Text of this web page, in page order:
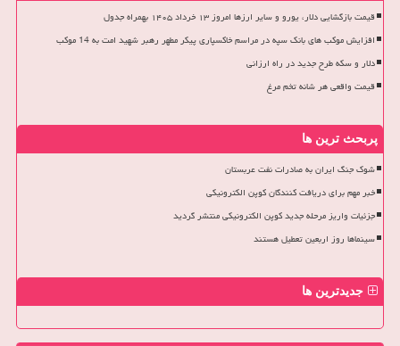
قیمت بازگشایی دلار، یورو و سایر ارزها امروز ۱۳ خرداد ۱۴۰۵ بهمراه جدول
افزایش موکب های بانک سپه در مراسم خاکسپاری پیکر مطهر رهبر شهید امت به 14 موکب
دلار و سکه طرح جدید در راه ارزانی
قیمت واقعی هر شانه تخم مرغ
پربحث ترین ها
شوک جنگ ایران به صادرات نفت عربستان
خبر مهم برای دریافت کنندگان کوپن الکترونیکی
جزئیات واریز مرحله جدید کوپن الکترونیکی منتشر گردید
سینماها روز اربعین تعطیل هستند
جدیدترین ها